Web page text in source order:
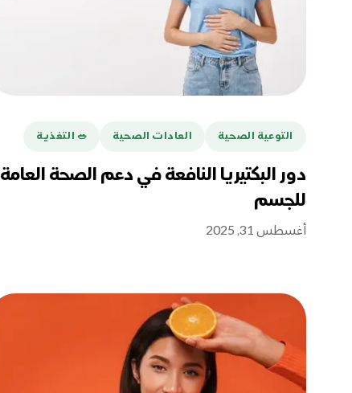
التوعية الصحية العادات الصحية 🥗 التغذية
دور البكتيريا النافعة في دعم الصحة العامة
للجسم
أغسطس 31, 2025